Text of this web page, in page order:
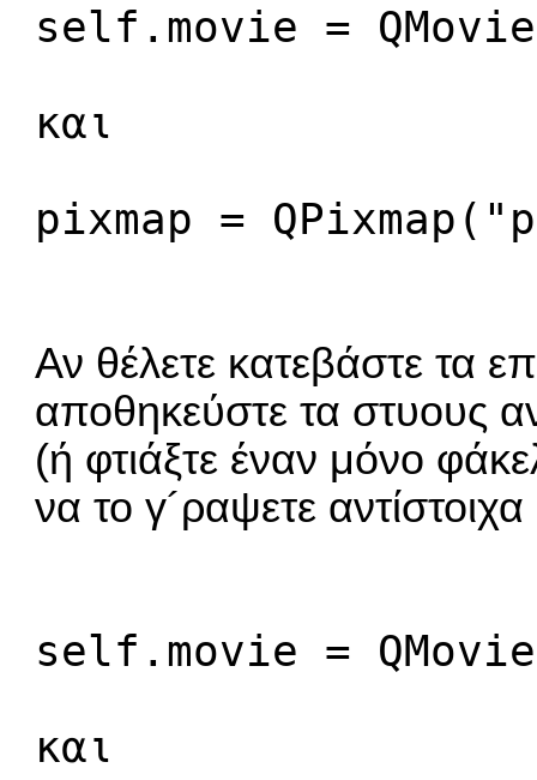
self.movie =
και
pixmap =
Αν θέλετε κατεβάστε τα
αποθηκεύστε τα στυους
(ή φτιάξτε έναν μόνο
να το γ´ραψετε
self.movie =
και